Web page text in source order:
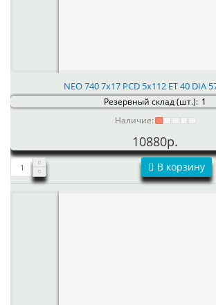
NEO 740 7x17 PCD 5x112 ET 40 DIA
Резервный склад (шт.): 1
Наличие:
10880р.
В корзину